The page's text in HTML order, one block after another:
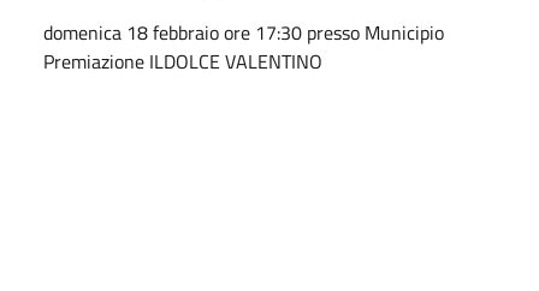
domenica 18 febbraio ore 17:30 presso Municipio
Premiazione ILDOLCE VALENTINO